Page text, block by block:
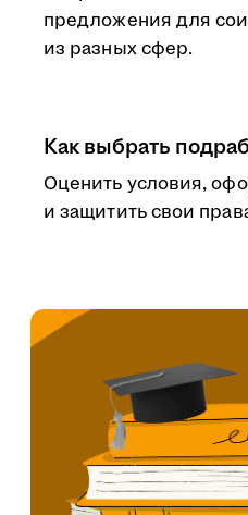
предложения для
из разных сфер.
Как выбрать
Оценить условия,
и защитить свои